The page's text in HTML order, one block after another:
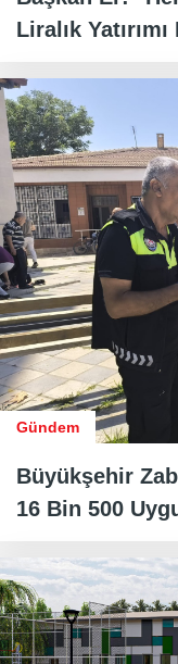
Liralık
Gündem
Büyükşehir
16 Bin 500